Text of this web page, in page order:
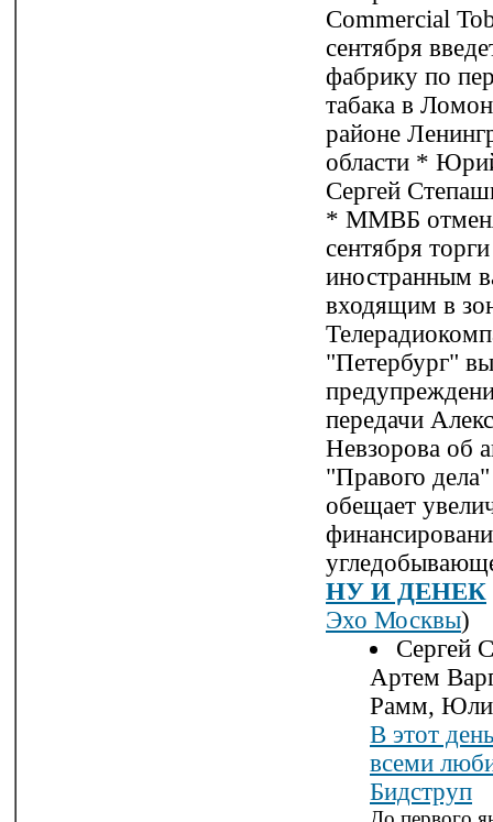
Commercial
сентября
фабрику по
табака в
районе
области *
Сергей
* ММВБ
сентября
иностранным
входящим в
"Петербург"
передачи
Невзорова об
"Правого
обещает
НУ И ДЕНЕК
Эхо Москвы)
Сергей
Артем
Рамм,
В этот
всеми
Бидструп